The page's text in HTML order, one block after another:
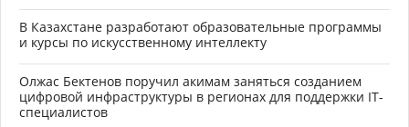
В Казахстане разработают образовательные программы
и курсы по искусственному интеллекту
Олжас Бектенов поручил акимам заняться созданием
цифровой инфраструктуры в регионах для поддержки IТ-
специалистов